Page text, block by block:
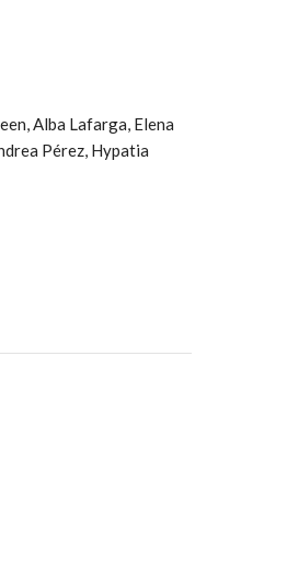
Alba Lafarga, Elena
Pérez, Hypatia